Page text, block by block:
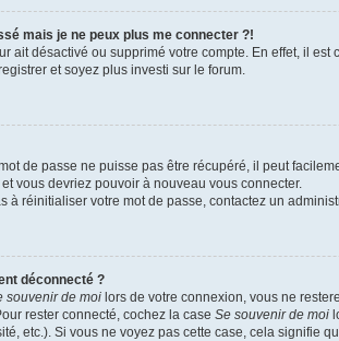
mais je ne peux plus me connecter ?!
ait désactivé ou supprimé votre compte. En effet, il
et soyez plus investi sur le forum.
de passe ne puisse pas être récupéré, il peut
vous devriez pouvoir à nouveau vous connecter.
à réinitialiser votre mot de passe, contactez un
déconnecté ?
souvenir de moi lors de votre connexion, vous ne
rester connecté, cochez la case Se souvenir de moi
etc.). Si vous ne voyez pas cette case, cela signifie